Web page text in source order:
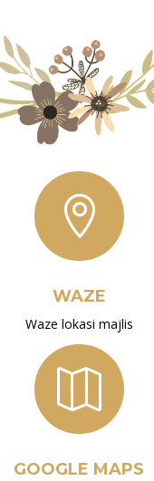

WAZE
Waze lokasi majlis

GOOGLE MAPS